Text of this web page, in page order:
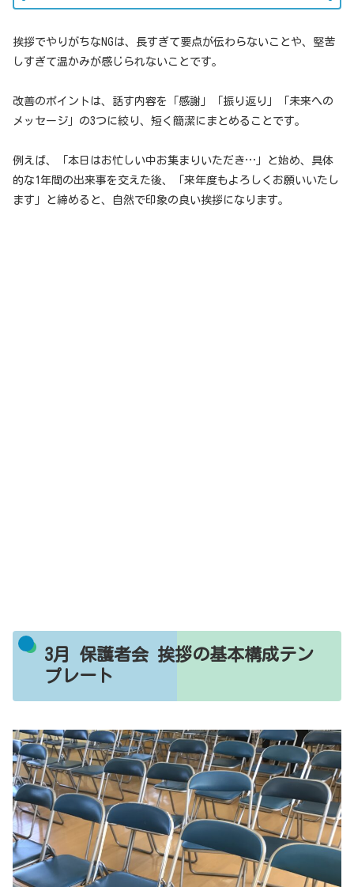
挨拶でやりがちなNGは、長すぎて要点が伝わらないことや、堅苦
しすぎて温かみが感じられないことです。
改善のポイントは、話す内容を「感謝」「振り返り」「未来への
メッセージ」の3つに絞り、短く簡潔にまとめることです。
例えば、「本日はお忙しい中お集まりいただき…」と始め、具体
的な1年間の出来事を交えた後、「来年度もよろしくお願いいたし
ます」と締めると、自然で印象の良い挨拶になります。
3月 保護者会 挨拶の基本構成テン
プレート